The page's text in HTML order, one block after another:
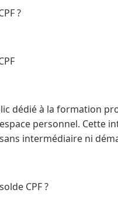
?
dédié à la formation
personnel. Cette
intermédiaire ni
CPF ?